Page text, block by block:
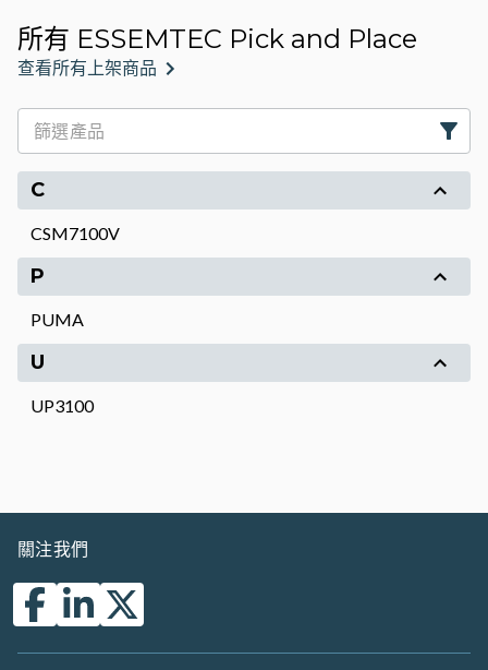
所有 ESSEMTEC Pick and Place
查看所有上架商品
C
CSM7100V
P
PUMA
U
UP3100
關注我們